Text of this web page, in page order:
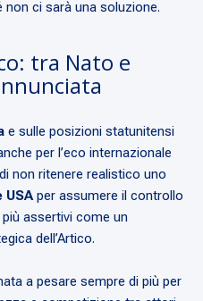
ci sarà una soluzione.
tra Nato e
e sulle posizioni statunitensi
per l’eco internazionale
non ritenere realistico uno
USAper assumere il controllo
assertivi come un
dell’Artico.
a pesare sempre di più per